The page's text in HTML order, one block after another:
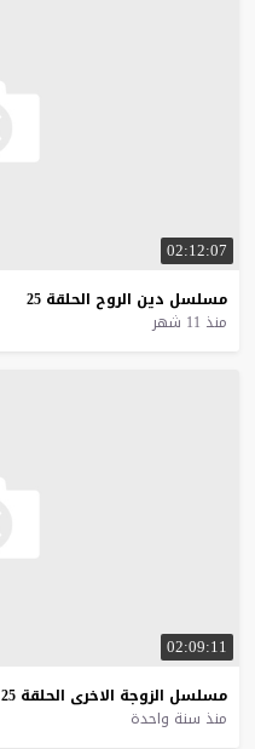
02:12:07
مسلسل دين الروح الحلقة 25
منذ 11 شهر
02:09:11
مسلسل الزوجة الاخرى الحلقة 25
منذ سنة واحدة